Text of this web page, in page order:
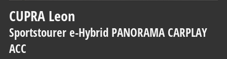
CUPRA Leon
Sportstourer e-Hybrid PANORAMA CARPLAY
ACC